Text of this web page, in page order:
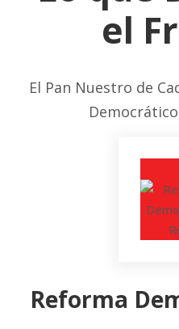
el
El Pan Nuestro de
Reforma